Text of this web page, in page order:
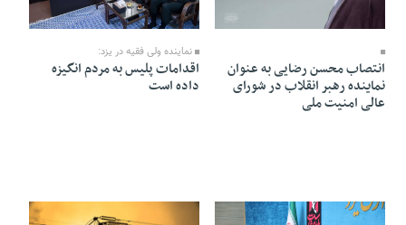
انتصاب محسن رضایی به عنوان
نماینده رهبر انقلاب در شورای
عالی امنیت ملی
18 Mordad 1405 - 22:32
نماینده ولی‌ فقیه در یزد:
اقدامات پلیس به مردم انگیزه
داده است